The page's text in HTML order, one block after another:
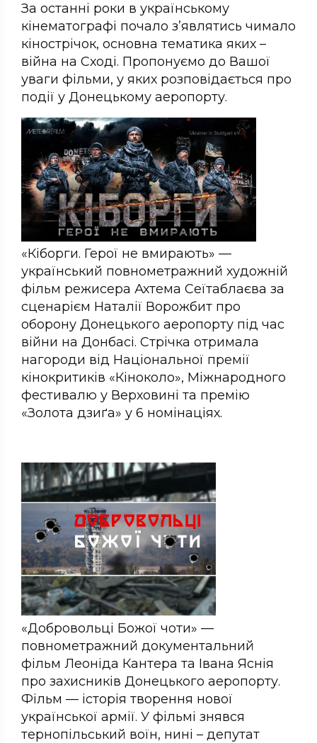
За останні роки в українському
кінематографі почало з’являтись чимало
кінострічок, основна тематика яких –
війна на Сході. Пропонуємо до Вашої
уваги фільми, у яких розповідається про
події у Донецькому аеропорту.
«Кіборги. Герої не вмирають» —
український повнометражний художній
фільм режисера Ахтема Сеїтаблаєва за
сценарієм Наталії Ворожбит про
оборону Донецького аеропорту під час
війни на Донбасі. Стрічка отримала
нагороди від Національної премії
кінокритиків «Кіноколо», Міжнародного
фестивалю у Верховині та премію
«Золота дзиґа» у 6 номінаціях.
«Добровольці Божої чоти» —
повнометражний документальний
фільм Леоніда Кантера та Івана Яснія
про захисників Донецького аеропорту.
Фільм — історія творення нової
української армії. У фільмі знявся
тернопільський воїн, нині – депутат